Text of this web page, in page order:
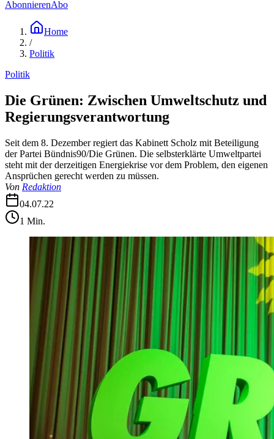
AbonnierenAbo
Home
/
Politik
Politik
Die Grünen: Zwischen Umweltschutz und
Regierungsverantwortung
Seit dem 8. Dezember regiert das Kabinett Scholz mit Beteiligung
der Partei Bündnis90/Die Grünen. Die selbsterklärte Umweltpartei
steht mit der derzeitigen Energiekrise vor dem Problem, den eigenen
Ansprüchen gerecht werden zu müssen.
Von Redaktion
04.07.22
1 Min.